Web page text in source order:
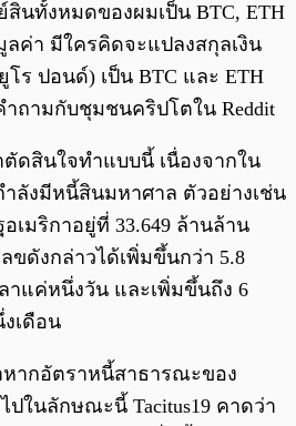
นทั้งหมดของผมเป็น BTC, ETH
ค่า มีใครคิดจะแปลงสกุลเงิน
ร ปอนด์) เป็น BTC และ ETH
ำถามกับชุมชนคริปโตใน Reddit
ตัดสินใจทำแบบนี้ เนื่องจากใน
ำลังมีหนี้สินมหาศาล ตัวอย่างเช่น
เมริกาอยู่ที่ 33.649 ล้านล้าน
ขดังกล่าวได้เพิ่มขึ้นกว่า 5.8
าแค่หนึ่งวัน และเพิ่มขึ้นถึง 6
เดือน
ากอัตราหนี้สาธารณะของ
ปในลักษณะนี้ Tacitus19 คาดว่า